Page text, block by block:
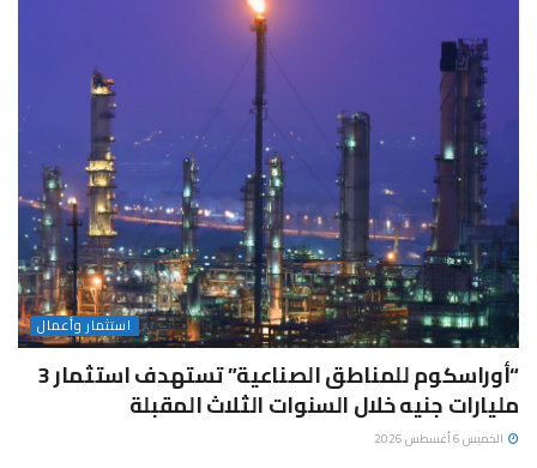
استثمار وأعمال
“أوراسكوم للمناطق الصناعية” تستهدف استثمار 3
مليارات جنيه خلال السنوات الثلاث المقبلة
الخميس 6 أغسطس 2026